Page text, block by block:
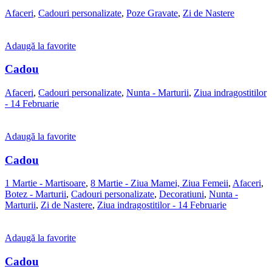
Afaceri, Cadouri personalizate, Poze Gravate, Zi de Nastere
Adaugă la favorite
Cadou
Afaceri, Cadouri personalizate, Nunta - Marturii, Ziua indragostitilor
- 14 Februarie
Adaugă la favorite
Cadou
1 Martie - Martisoare, 8 Martie - Ziua Mamei, Ziua Femeii, Afaceri,
Botez - Marturii, Cadouri personalizate, Decoratiuni, Nunta -
Marturii, Zi de Nastere, Ziua indragostitilor - 14 Februarie
Adaugă la favorite
Cadou